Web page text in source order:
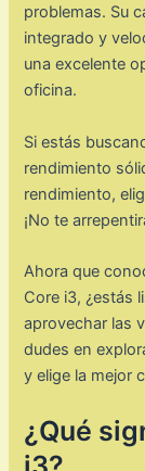
problemas. Su
integrado y
una excelente
oficina.
Si estás
rendimiento
rendimiento,
¡No te
Ahora que
Core i3, ¿estás
aprovechar las
dudes en
y elige la mejor
¿Qué